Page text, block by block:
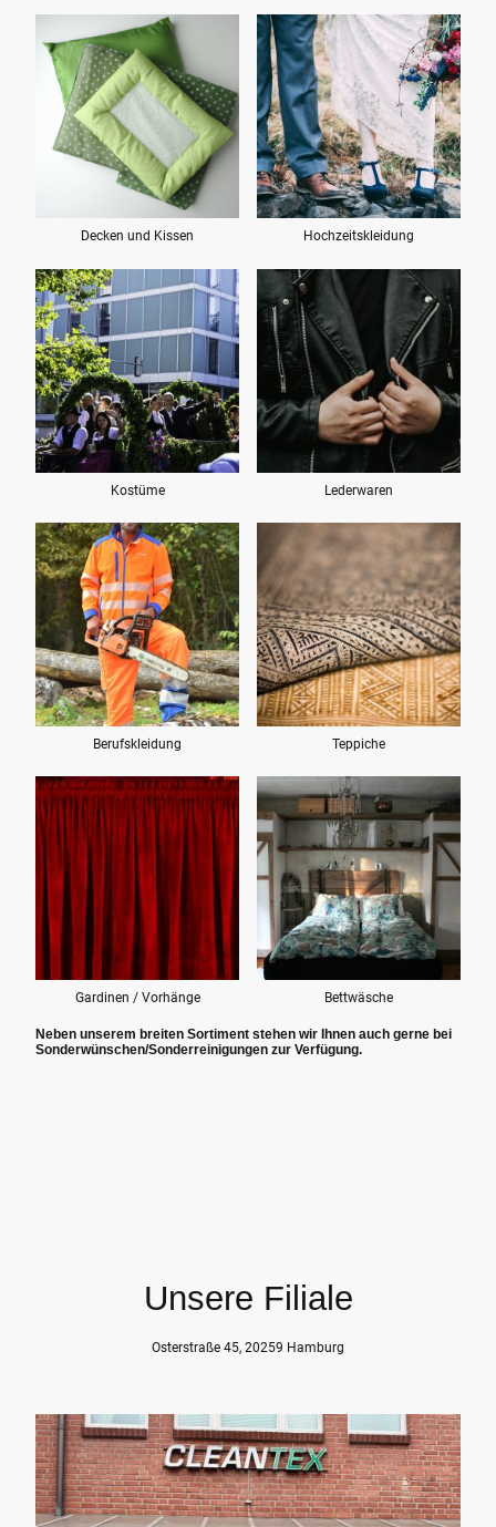
Decken und Kissen Hochzeitskleidung
Kostüme Lederwaren
Berufskleidung Teppiche
Gardinen / Vorhänge Bettwäsche
Neben unserem breiten Sortiment stehen wir Ihnen auch gerne bei
Sonderwünschen/Sonderreinigungen zur Verfügung.
Unsere Filiale
Osterstraße 45, 20259 Hamburg